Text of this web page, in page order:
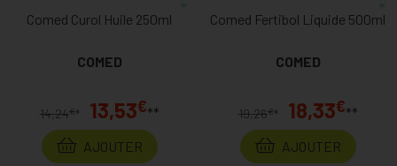
Comed Curol Huile 250ml
COMED
14,24€ * 13,53€**
AJOUTER
Comed Fertibol Liquide 500ml
COMED
19,26€ * 18,33€**
AJOUTER